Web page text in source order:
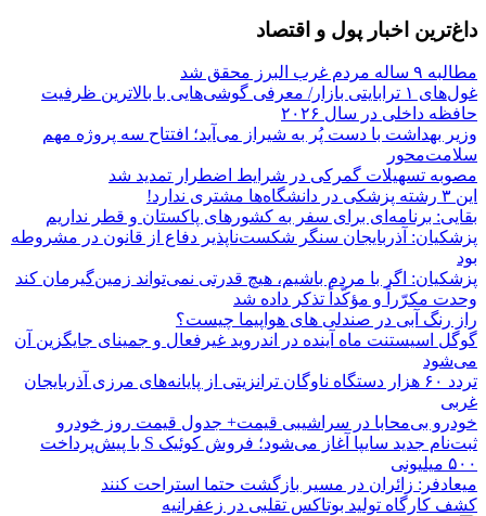
داغ‌ترین اخبار پول و اقتصاد
مطالبه ۹ ساله مردم غرب البرز محقق شد
غول‌های ۱ ترابایتی بازار/ معرفی گوشی‌هایی با بالاترین ظرفیت
حافظه داخلی در سال ۲۰۲۶
وزیر بهداشت با دست پُر به شیراز می‌آید؛ افتتاح سه پروژه مهم
سلامت‌محور
مصوبه تسهیلات گمرکی در شرایط اضطرار تمدید شد
این ۳ رشته پزشکی در دانشگاه‌ها مشتری ندارد!
بقایی: برنامه‌ای برای سفر به کشورهای پاکستان و قطر نداریم
پزشکیان: آذربایجان سنگر شکست‌ناپذیر دفاع از قانون در مشروطه
بود
پزشکیان: اگر با مردم باشیم، هیچ قدرتی نمی‌تواند زمین‌گیرمان کند
وحدت مکرّراً و مؤکّداً تذکر داده شد
راز رنگ آبی در صندلی های هواپیما چیست؟
گوگل اسیستنت ماه آینده در اندروید غیرفعال و جمینای جایگزین آن
می‌شود
تردد ۶۰ هزار دستگاه ناوگان ترانزیتی از پایانه‌های مرزی آذربایجان
‌غربی
خودرو بی‌محابا در سراشیبی قیمت+ جدول قیمت روز خودرو
ثبت‌نام جدید سایپا آغاز می‌شود؛ فروش کوئیک S با پیش‌پرداخت
۵۰۰ میلیونی
میعادفر: زائران در مسیر بازگشت حتما استراحت کنند
کشف کارگاه تولید بوتاکس تقلبی در زعفرانیه